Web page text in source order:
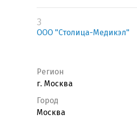
3
ООО "Столица-Медикэл"
Регион
г. Москва
Город
Москва